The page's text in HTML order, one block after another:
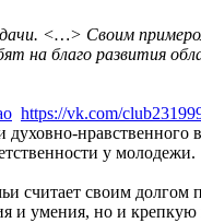
<…> Своим
на благо развития
https://vk.com/
нравственного
у молодежи.
считает своим долгом
и умения, но и